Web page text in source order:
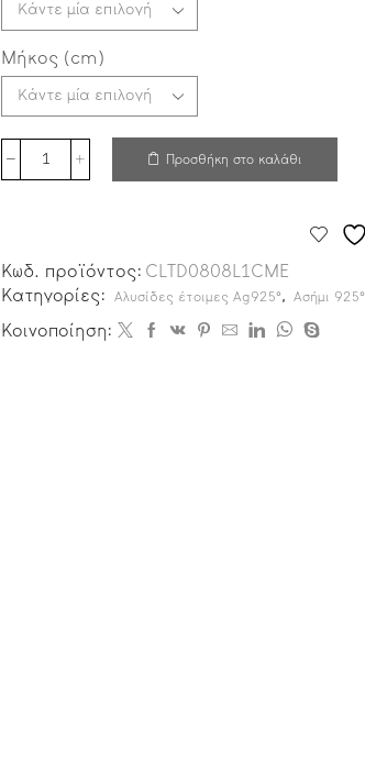
Μήκος (cm)
Προσθήκη στο καλάθι
Κωδ. προϊόντος: CLTD0808L1CME
Κατηγορίες:
Αλυσίδες έτοιμες Ag925°, Ασήμι 925°
Κοινοποίηση: